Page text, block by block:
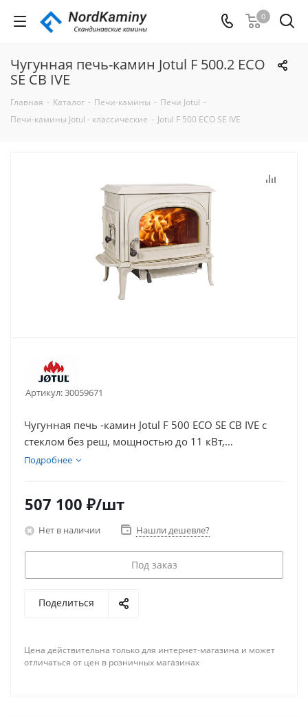
0
Чугунная печь-камин Jotul F 500.2 ECO
SE CB IVE
Главная - Каталог - Печи-камины - Печи Jotul -
Печи-камины Jotul - классические - Jotul F 500 ECO SE IVE
Артикул:30059671
Чугунная печь -камин Jotul F 500 ECO SE CB IVE с
стеклом без реш, мощностью до 11 кВт,
Подробнее
507 100 ₽/шт
Нет в наличии Нашли дешевле?
Под заказ
Поделиться
Цена действительна только для интернет-магазина и может
отличаться от цен в розничных магазинах